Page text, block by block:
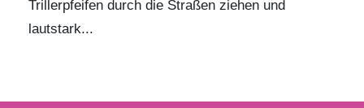
Trillerpfeifen durch die Straßen ziehen und
lautstark...